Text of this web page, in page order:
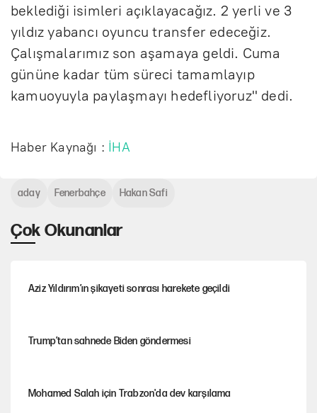
beklediği isimleri açıklayacağız. 2 yerli ve 3
yıldız yabancı oyuncu transfer edeceğiz.
Çalışmalarımız son aşamaya geldi. Cuma
gününe kadar tüm süreci tamamlayıp
kamuoyuyla paylaşmayı hedefliyoruz" dedi.
Haber Kaynağı : İHA
Çok Okunanlar
Aziz Yıldırım’ın şikayeti sonrası harekete geçildi
Trump’tan sahnede Biden göndermesi
Mohamed Salah için Trabzon'da dev karşılama
aday Fenerbahçe Hakan Safi